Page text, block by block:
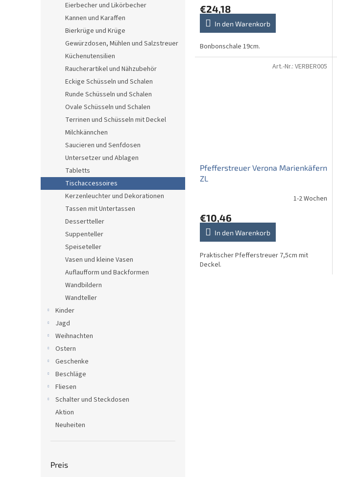
Eierbecher und Likörbecher
Kannen und Karaffen
Bierkrüge und Krüge
Gewürzdosen, Mühlen und Salzstreuer
Küchenutensilien
Raucherartikel und Nähzubehör
Eckige Schüsseln und Schalen
Runde Schüsseln und Schalen
Ovale Schüsseln und Schalen
Terrinen und Schüsseln mit Deckel
Milchkännchen
Saucieren und Senfdosen
Untersetzer und Ablagen
Tabletts
Tischaccessoires
Kerzenleuchter und Dekorationen
Tassen mit Untertassen
Dessertteller
Suppenteller
Speiseteller
Vasen und kleine Vasen
Auflaufform und Backformen
Wandbildern
Wandteller
Kinder
Jagd
Weihnachten
Ostern
Geschenke
Beschläge
Fliesen
Schalter und Steckdosen
Aktion
Neuheiten
Preis
€24,18
In den Warenkorb
Bonbonschale 19cm.
Pfefferstreuer Verona Marienkäfern
ZL
1-2 Wochen
€10,46
In den Warenkorb
Praktischer Pfefferstreuer 7,5cm mit
Deckel.
Art.-Nr.: VERBER005